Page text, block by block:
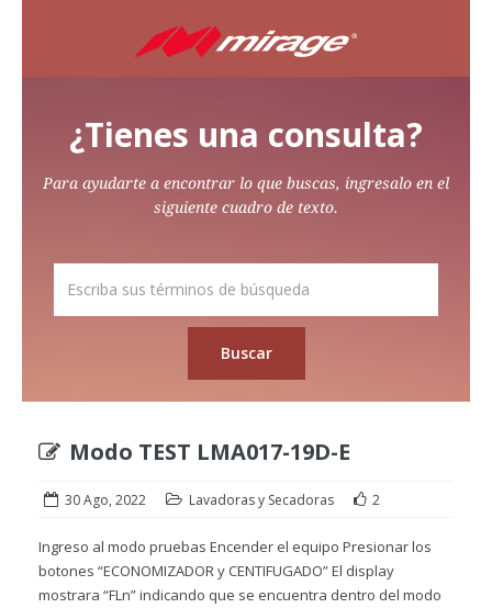
¿Tienes una consulta?
Para ayudarte a encontrar lo que buscas, ingresalo en el
siguiente cuadro de texto.
Modo TEST LMA017-19D-E
30 Ago, 2022 Lavadoras y Secadoras 2
Ingreso al modo pruebas Encender el equipo Presionar los
botones “ECONOMIZADOR y CENTIFUGADO” El display
mostrara “FLn” indicando que se encuentra dentro del modo